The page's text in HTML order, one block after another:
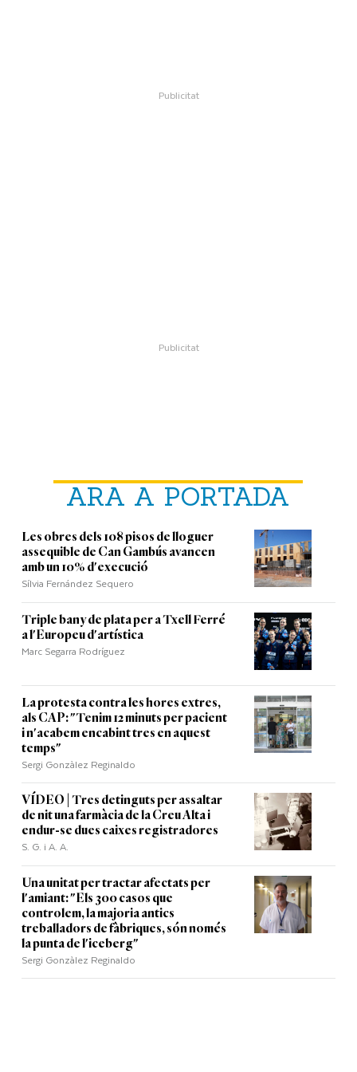
ARA A PORTADA
Les obres dels 108 pisos de lloguer
assequible de Can Gambús avancen
amb un 10% d'execució
Sílvia Fernández Sequero
Triple bany de plata per a Txell Ferré
a l'Europeu d'artística
Marc Segarra Rodríguez
La protesta contra les hores extres,
als CAP: "Tenim 12 minuts per pacient
i n'acabem encabint tres en aquest
temps"
Sergi Gonzàlez Reginaldo
VÍDEO | Tres detinguts per assaltar
de nit una farmàcia de la Creu Alta i
endur-se dues caixes registradores
S. G. i A. A.
Una unitat per tractar afectats per
l'amiant: "Els 300 casos que
controlem, la majoria antics
treballadors de fàbriques, són només
la punta de l'iceberg"
Sergi Gonzàlez Reginaldo